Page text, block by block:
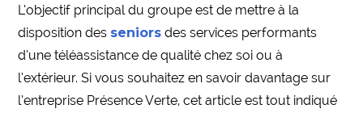
L’objectif principal du groupe est de mettre à la
disposition des seniors des services performants
d’une téléassistance de qualité chez soi ou à
l’extérieur. Si vous souhaitez en savoir davantage sur
l’entreprise Présence Verte, cet article est tout indiqué